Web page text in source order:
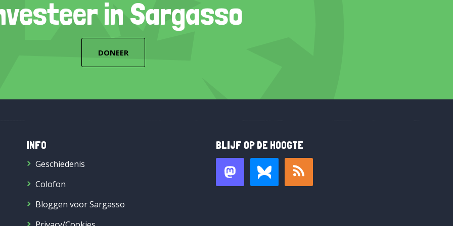
in Sargasso
DONEER
INFO
Geschiedenis
Colofon
Bloggen voor Sargasso
BLIJF OP DE HOOGTE